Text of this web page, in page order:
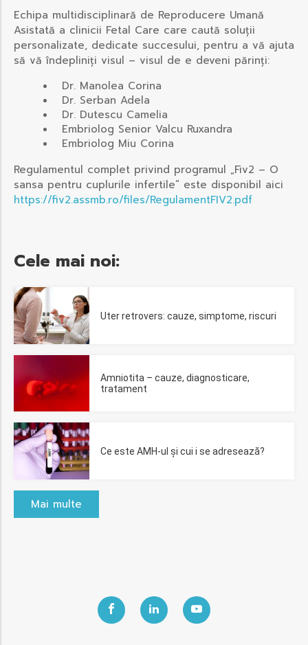
Echipa multidisciplinară de Reproducere Umană
Asistată a clinicii Fetal Care care caută soluții
personalizate, dedicate succesului, pentru a vă ajuta
să vă îndepliniți visul – visul de e deveni părinți:
Dr. Manolea Corina
Dr. Serban Adela
Dr. Dutescu Camelia
Embriolog Senior Valcu Ruxandra
Embriolog Miu Corina
Regulamentul complet privind programul „Fiv2 – O
sansa pentru cuplurile infertile” este disponibil aici
https://fiv2.assmb.ro/files/RegulamentFIV2.pdf
Cele mai noi:
Uter retrovers: cauze, simptome, riscuri
Amniotita – cauze, diagnosticare,
tratament
Ce este AMH-ul și cui i se adresează?
Mai multe